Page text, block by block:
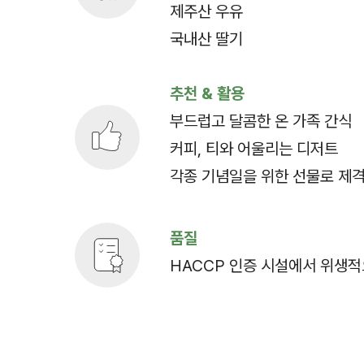
제주산 우유
국내산 딸기
추천 & 활용
부드럽고 달콤한 온 가족 간식
커피, 티와 어울리는 디저트
각종 기념일을 위한 선물로 제격
품질
HACCP 인증 시설에서 위생